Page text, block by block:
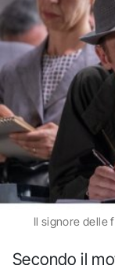
Il signore delle
Secondo il